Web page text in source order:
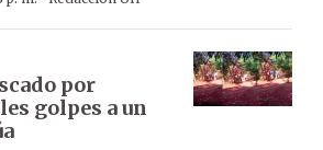
por
golpes a un